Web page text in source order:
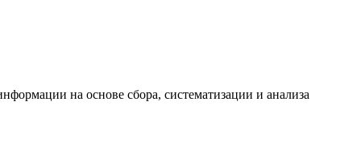
на основе сбора, систематизации и анализа